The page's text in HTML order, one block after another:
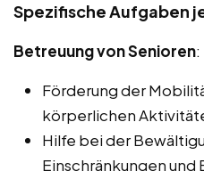
Spezifische Aufgaben
Betreuung von Senioren:
Förderung der
körperlichen
Hilfe bei der
Einschränkungen und